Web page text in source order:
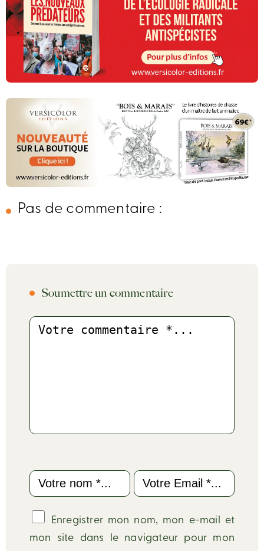
Pas de commentaire :
Soumettre un commentaire
Commentaire
Enregistrer mon nom, mon e-mail et
mon site dans le navigateur pour mon